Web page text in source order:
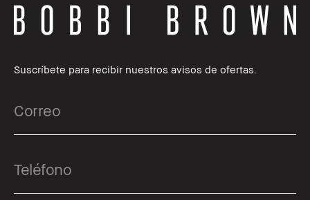
Suscríbete para recibir nuestros avisos de ofertas.